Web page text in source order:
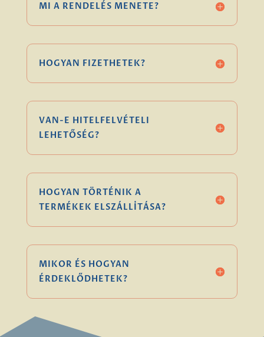
MI A RENDELÉS MENETE?
HOGYAN FIZETHETEK?
VAN-E HITELFELVÉTELI
LEHETŐSÉG?
HOGYAN TÖRTÉNIK A
TERMÉKEK ELSZÁLLÍTÁSA?
MIKOR ÉS HOGYAN
ÉRDEKLŐDHETEK?